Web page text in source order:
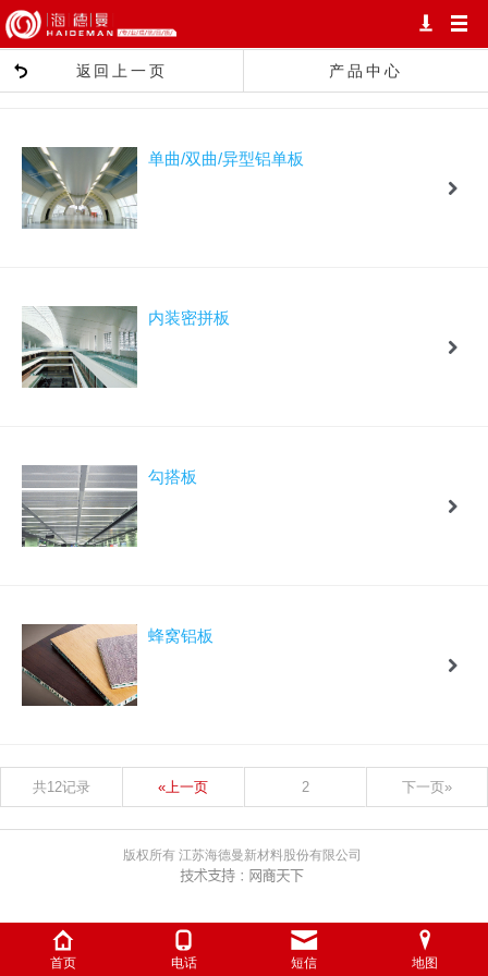
返回上一页 产品中心
单曲/双曲/异型铝单板
内装密拼板
勾搭板
蜂窝铝板
共12记录 «上一页 2 下一页»
版权所有 江苏海德曼新材料股份有限公司
首页 电话 短信 地图